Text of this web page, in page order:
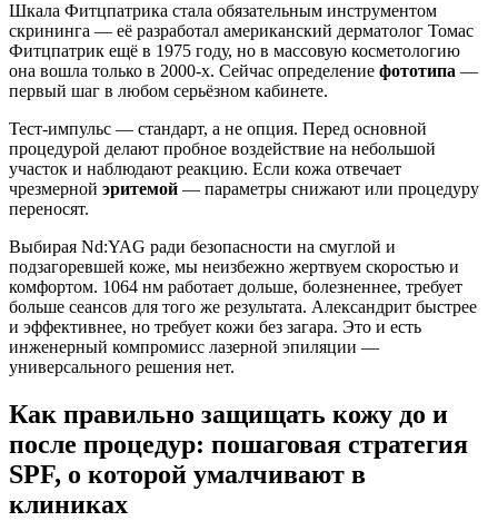
Шкала Фитцпатрика стала обязательным инструментом
скрининга — её разработал американский дерматолог Томас
Фитцпатрик ещё в 1975 году, но в массовую косметологию
она вошла только в 2000-х. Сейчас определение фототипа —
первый шаг в любом серьёзном кабинете.
Тест-импульс — стандарт, а не опция. Перед основной
процедурой делают пробное воздействие на небольшой
участок и наблюдают реакцию. Если кожа отвечает
чрезмерной эритемой — параметры снижают или процедуру
переносят.
Выбирая Nd:YAG ради безопасности на смуглой и
подзагоревшей коже, мы неизбежно жертвуем скоростью и
комфортом. 1064 нм работает дольше, болезненнее, требует
больше сеансов для того же результата. Александрит быстрее
и эффективнее, но требует кожи без загара. Это и есть
инженерный компромисс лазерной эпиляции —
универсального решения нет.
Как правильно защищать кожу до и
после процедур: пошаговая стратегия
SPF, о которой умалчивают в
клиниках